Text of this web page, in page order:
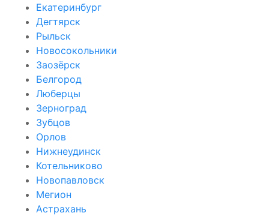
Екатеринбург
Дегтярск
Рыльск
Новосокольники
Заозёрск
Белгород
Люберцы
Зерноград
Зубцов
Орлов
Нижнеудинск
Котельниково
Новопавловск
Мегион
Астрахань